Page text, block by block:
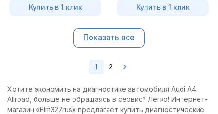
Купить в 1 клик Купить в 1 клик
Показать все
1 2
Хотите экономить на диагностике автомобиля Audi A4
Allroad, больше не обращаясь в сервис? Легко! Интернет-
магазин «Elm327rus» предлагает купить диагностические